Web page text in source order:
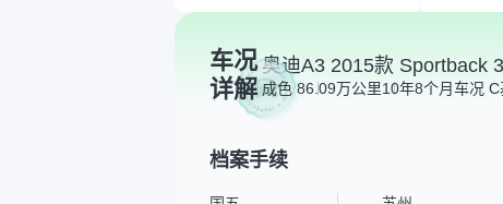
车况
详解
奥迪A3 2015款 Sportback
成色 86.09万公里10年8个月车况 C
档案手续